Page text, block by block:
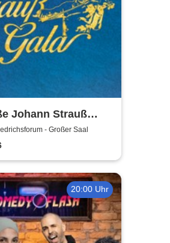
Johann Strauß
Arien &
Strauß Familie
- Großer Saal
20:00 Uhr